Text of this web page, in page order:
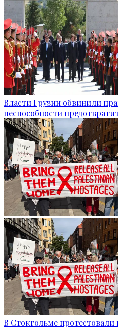
Власти Грузии обвинили
неспособности
В Стокгольме